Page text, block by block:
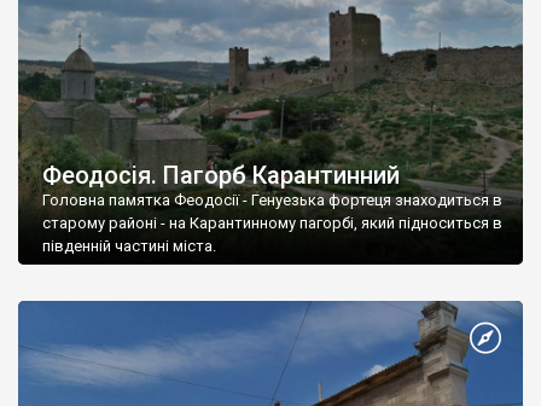
Феодосія. Пагорб Карантинний
Головна памятка Феодосії - Генуезька фортеця знаходиться в
старому районі - на Карантинному пагорбі, який підноситься в
південній частині міста.